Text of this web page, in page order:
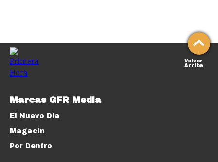
Volver
Arriba
Marcas GFR Media
El Nuevo Día
Magacín
Por Dentro